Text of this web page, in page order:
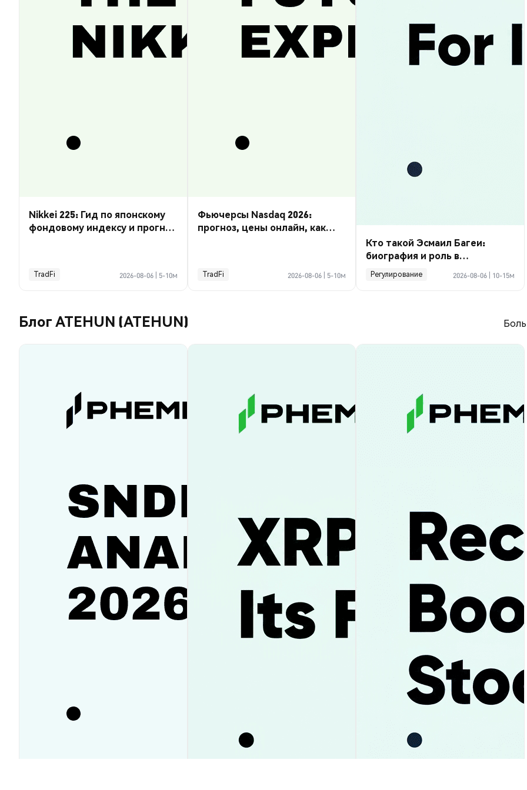
Nikkei 225: Гид по японскому
фондовому индексу и прогноз
TradFi 2026-08-06 5-10м
Фьючерсы Nasdaq 2026:
прогноз, цены онлайн, как
TradFi 2026-08-06 5-10м
Кто такой Эсмаил Багеи:
биография и роль в
криптосделке по Ормузу
Регулирование 2026-08-06 10-15м
Блог ATEHUN (ATEHUN)